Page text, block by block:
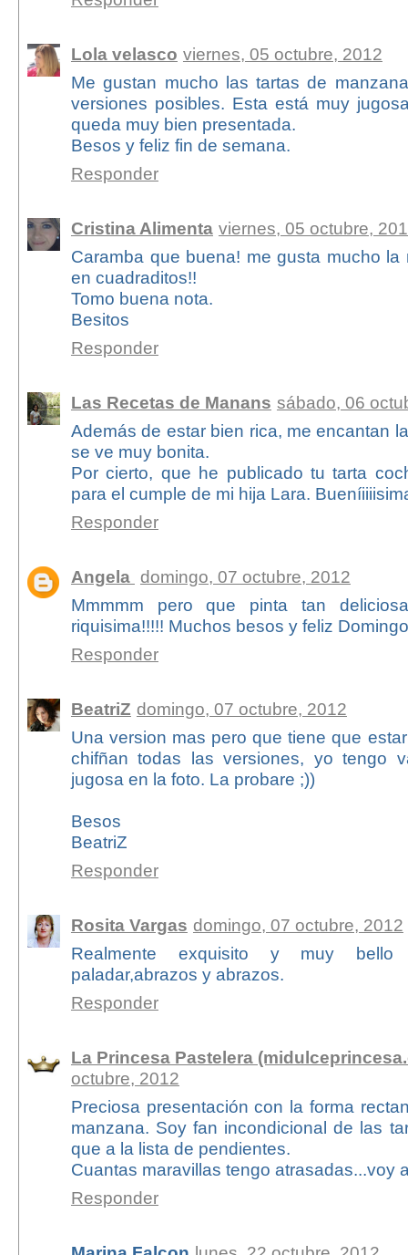
Lola velasco viernes, 05 octubre, 2012
Me gustan mucho las tartas de
versiones posibles. Esta está muy
queda muy bien presentada.
Besos y feliz fin de semana.
Responder
Cristina Alimenta viernes, 05 octubre,
Caramba que buena! me gusta mucho
en cuadraditos!!
Tomo buena nota.
Besitos
Responder
Las Recetas de Manans sábado, 06
Además de estar bien rica, me encantan
se ve muy bonita.
Por cierto, que he publicado tu tarta
para el cumple de mi hija Lara.
Responder
Angela domingo, 07 octubre, 2012
Mmmmm pero que pinta tan
riquisima!!!!! Muchos besos y feliz
Responder
BeatriZ domingo, 07 octubre, 2012
Una version mas pero que tiene que
chifñan todas las versiones, yo tengo
jugosa en la foto. La probare ;))
Besos
BeatriZ
Responder
Rosita Vargas domingo, 07 octubre, 2012
Realmente exquisito y muy
paladar,abrazos y abrazos.
Responder
La Princesa Pastelera
octubre, 2012
Preciosa presentación con la forma
manzana. Soy fan incondicional de las
que a la lista de pendientes.
Cuantas maravillas tengo atrasadas...voy
Responder